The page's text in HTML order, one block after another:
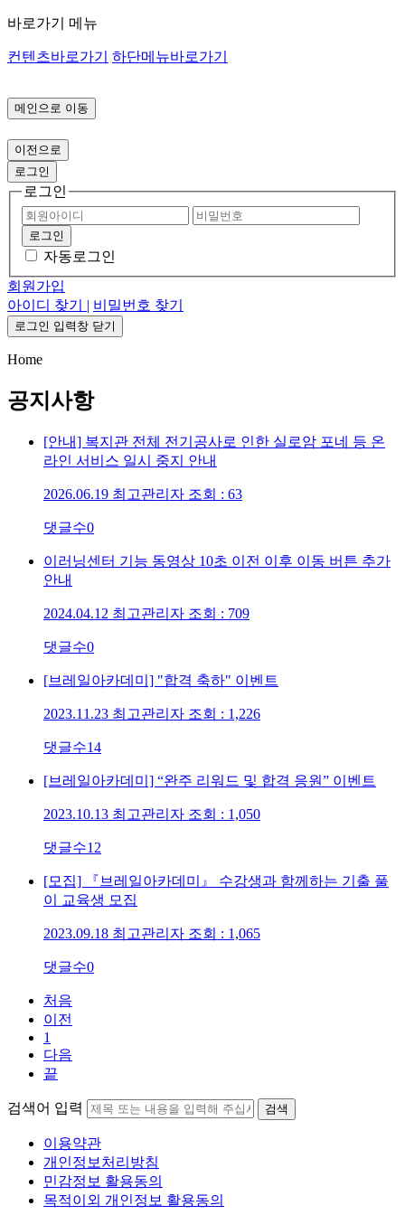
바로가기 메뉴
컨텐츠바로가기 하단메뉴바로가기
메인으로 이동
이전으로
로그인
로그인
로그인
자동로그인
회원가입
아이디 찾기 |
비밀번호 찾기
로그인 입력창 닫기
Home
공지사항
[안내] 복지관 전체 전기공사로 인한 실로암 포네 등 온
라인 서비스 일시 중지 안내
2026.06.19 최고관리자 조회 : 63
댓글수0
이러닝센터 기능 동영상 10초 이전 이후 이동 버튼 추가
안내
2024.04.12 최고관리자 조회 : 709
댓글수0
[브레일아카데미] "합격 축하" 이벤트
2023.11.23 최고관리자 조회 : 1,226
댓글수14
[브레일아카데미] “완주 리워드 및 합격 응원” 이벤트
2023.10.13 최고관리자 조회 : 1,050
댓글수12
[모집] 『브레일아카데미』 수강생과 함께하는 기출 풀
이 교육생 모집
2023.09.18 최고관리자 조회 : 1,065
댓글수0
처음
이전
1
다음
끝
검색어 입력 검색
이용약관
개인정보처리방침
민감정보 활용동의
목적이외 개인정보 활용동의